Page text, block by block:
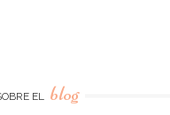
EL blog